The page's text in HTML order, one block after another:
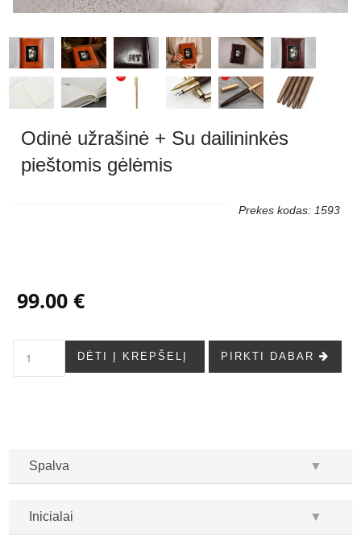
Odinė užrašinė + Su dailininkės
pieštomis gėlėmis
Prekes kodas: 1593
99.00 €
DĖTI Į KREPŠELĮ PIRKTI DABAR
Spalva ▼
Inicialai ▼